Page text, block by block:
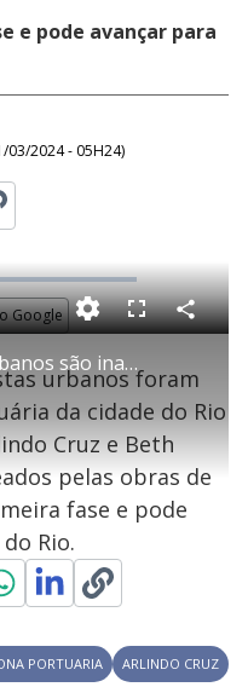
e pode avançar para
03/2024 - 05H24)
Google
Murais de artistas urbanos são inaugurados na zona portuária do Rio
F
s
c
r
e
n
C
o
a
r
i
l
urbanos foram
da cidade do Rio
Cruz e Beth
pelas obras de
fase e pode
Rio.
PORTUARIA
ARLINDO CRUZ